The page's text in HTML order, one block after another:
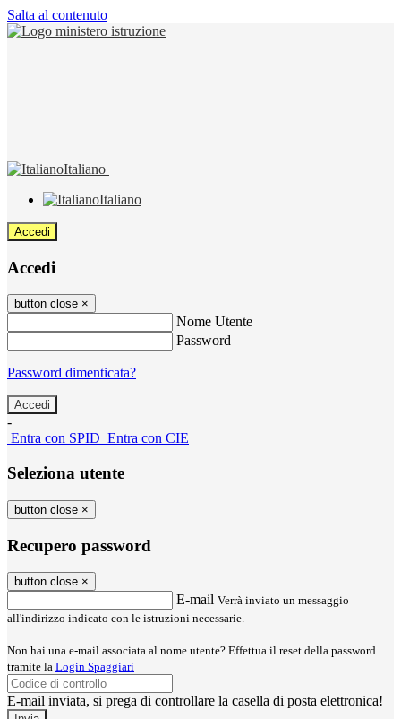
Salta al contenuto
Italiano
Italiano
Accedi
Accedi
button close ×
Nome Utente
Password
Password dimenticata?
-
Entra con SPID Entra con CIE
Seleziona utente
button close ×
Recupero password
button close ×
E-mail Verrà inviato un messaggio
all'indirizzo indicato con le istruzioni necessarie.
Non hai una e-mail associata al nome utente? Effettua il reset della password
tramite la Login Spaggiari
E-mail inviata, si prega di controllare la casella di posta elettronica!